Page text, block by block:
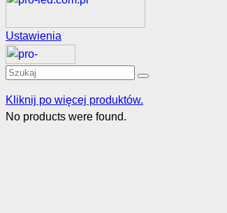
Ustawienia
Kliknij po więcej produktów.
No products were found.